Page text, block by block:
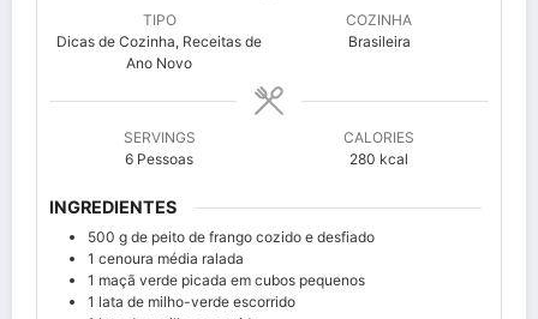
TIPO
Dicas de Cozinha, Receitas de
Ano Novo
COZINHA
Brasileira
SERVINGS
6 Pessoas
CALORIES
280 kcal
INGREDIENTES
500 g de peito de frango cozido e desfiado
1 cenoura média ralada
1 maçã verde picada em cubos pequenos
1 lata de milho-verde escorrido